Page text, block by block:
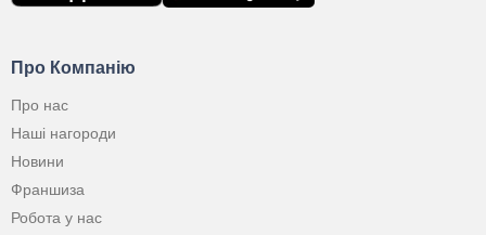
Про Компанію
Про нас
Наші нагороди
Новини
Франшиза
Робота у нас